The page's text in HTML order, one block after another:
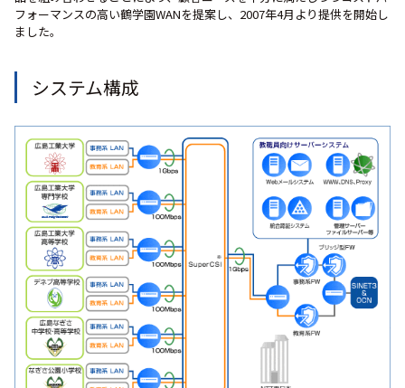
フォーマンスの高い鶴学園WANを提案し、2007年4月より提供を開始し
ました。
システム構成